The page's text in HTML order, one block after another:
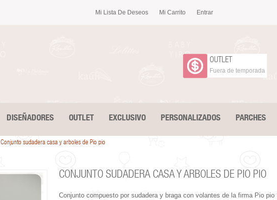
Mi Lista De Deseos Mi Carrito Entrar
OUTLET
Fuera de temporada
DISEÑADORES OUTLET EXCLUSIVO PERSONALIZADOS PARCHES
Conjunto sudadera casa y arboles de Pio pio
CONJUNTO SUDADERA CASA Y ARBOLES DE PIO PIO
Conjunto compuesto por sudadera y braga con volantes de la firma Pio pio